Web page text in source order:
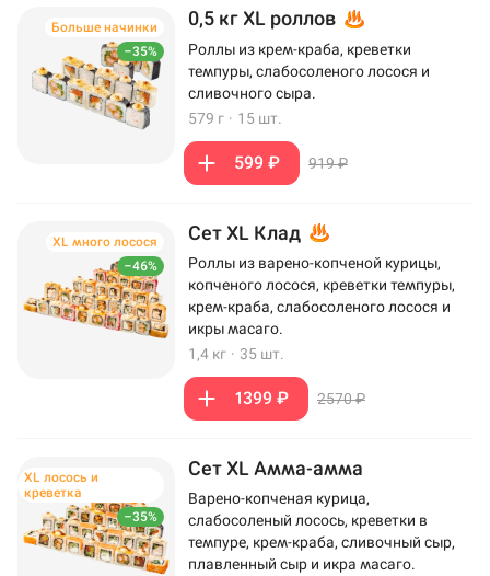
–35%
Больше начинки 0,5 кг XL роллов
Роллы из крем-краба, креветки
темпуры, слабосоленого лосося и
сливочного сыра.
579 г · 15 шт.
599 ₽ 919 ₽
–46%
XL много лосося Сет XL Клад
Роллы из варено-копченой курицы,
копченого лосося, креветки темпуры,
крем-краба, слабосоленого лосося и
икры масаго.
1,4 кг · 35 шт.
1399 ₽ 2570 ₽
–35%
XL лосось и
креветка
Сет XL Амма-амма
Варено-копченая курица,
слабосоленый лосось, креветки в
темпуре, крем-краба, сливочный сыр,
плавленный сыр и икра масаго.